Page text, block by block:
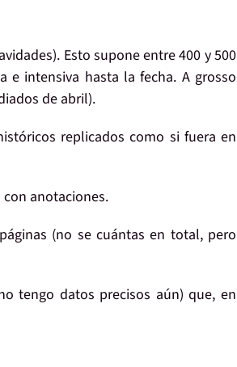
Esto suponeentre 400 y 500
intensiva hasta la fecha. A grosso
de abril).
replicados como si fuera en
con anotaciones.
(no se cuántas en total, pero
tengo datos precisos aún) que, en